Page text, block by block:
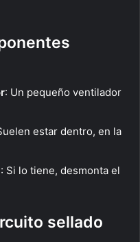
: Un pequeño ventilador
estar dentro, en la
: Si lo tiene, desmonta el
sellado